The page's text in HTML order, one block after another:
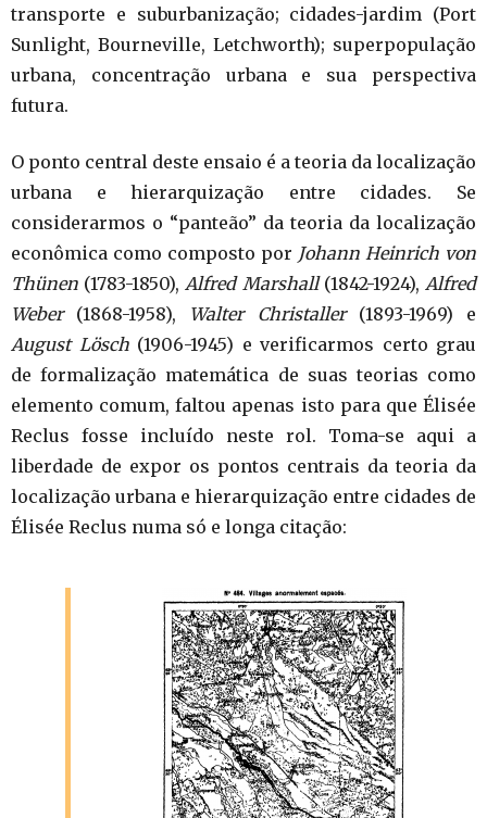
transporte e suburbanização; cidades-jardim (Port
Sunlight, Bourneville, Letchworth); superpopulação
urbana, concentração urbana e sua perspectiva
futura.
O ponto central deste ensaio é a teoria da localização
urbana e hierarquização entre cidades. Se
considerarmos o “panteão” da teoria da localização
econômica como composto por Johann Heinrich von
Thünen (1783-1850),Alfred Marshall (1842-1924),Alfred
Weber (1868-1958), Walter Christaller (1893-1969) e
August Lösch (1906-1945) e verificarmos certo grau
de formalização matemática de suas teorias como
elemento comum, faltou apenas isto para que Élisée
Reclus fosse incluído neste rol. Toma-se aqui a
liberdade de expor os pontos centrais da teoria da
localização urbana e hierarquização entre cidades de
Élisée Reclus numa só e longa citação: